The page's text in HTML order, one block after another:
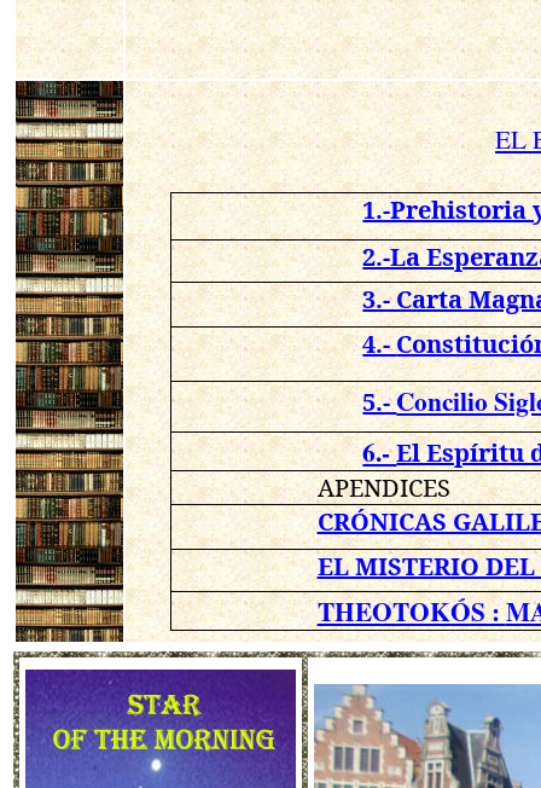
EL
1.-Prehistoria
2.-La
3.- Carta
4.-
5.-Concilio
6.-El Espíritu
APENDICES
CRÓNICAS
EL MISTERIO DEL
THEOTOKÓS :